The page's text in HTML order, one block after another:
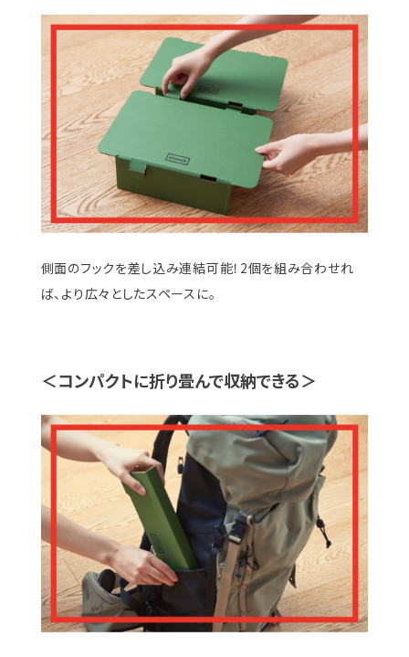
側面のフックを差し込み連結可能！2個を組み合わせれ
ば、より広々としたスペースに。
＜コンパクトに折り畳んで収納できる＞